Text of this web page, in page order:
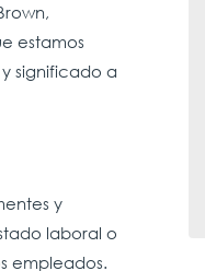
estamos
significado a
y
laboral o
empleados.